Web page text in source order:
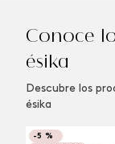
Conoce
ésika
Descubre los
ésika
-5 %